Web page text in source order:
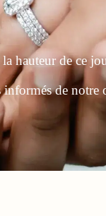
hauteur de ce
de notre